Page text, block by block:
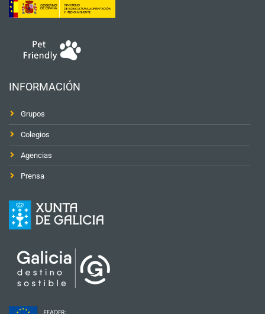
INFORMACIÓN
Grupos
Colegios
Agencias
Prensa